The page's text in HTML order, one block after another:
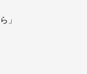
」